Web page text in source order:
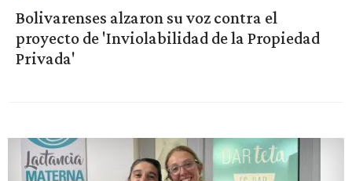
Bolivarenses alzaron su voz contra el
proyecto de 'Inviolabilidad de la Propiedad
Privada'